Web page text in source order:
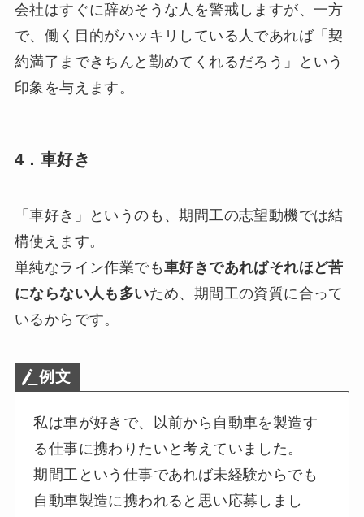
会社はすぐに辞めそうな人を警戒しますが、一方
で、働く目的がハッキリしている人であれば「契
約満了まできちんと勤めてくれるだろう」という
印象を与えます。
4．車好き
「車好き」というのも、期間工の志望動機では結
構使えます。
単純なライン作業でも車好きであればそれほど苦
にならない人も多いため、期間工の資質に合って
いるからです。
例文
私は車が好きで、以前から自動車を製造す
る仕事に携わりたいと考えていました。
期間工という仕事であれば未経験からでも
自動車製造に携われると思い応募しまし